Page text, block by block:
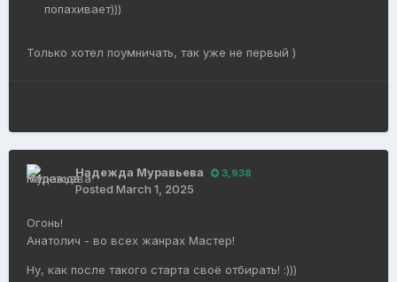
попахивает)))
Только хотел поумничать, так уже не первый )
Надежда Муравьева 3,938
Posted March 1, 2025
Огонь!
Анатолич - во всех жанрах Мастер!
Ну, как после такого старта своё отбирать! :)))